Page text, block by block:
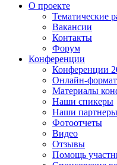
О проекте
Тематические
Вакансии
Контакты
Форум
Конференции
Конференции
Онлайн-
Материалы
Наши спикеры
Наши партнеры
Фотоотчеты
Видео
Отзывы
Помощь